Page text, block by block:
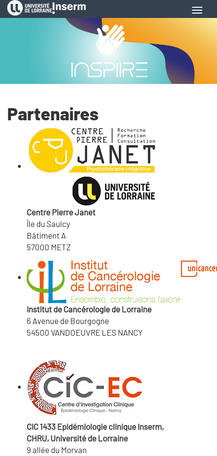
Aller
au
Partenaires
Centre Pierre Janet
Île du Saulcy
Bâtiment A
57000 METZ
Institut de Cancérologie de Lorraine
6 Avenue de Bourgogne
54500 VANDOEUVRE LES NANCY
CIC 1433 Epidémiologie clinique Inserm,
CHRU, Université de Lorraine
9 allée du Morvan